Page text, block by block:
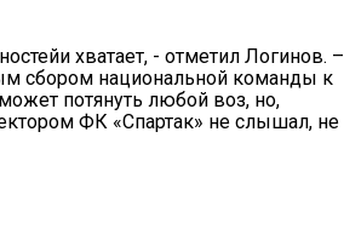
хватает, - отметил Логинов. –
сбором национальной команды к
потянуть любой воз, но,
ФК «Спартак» не слышал, не